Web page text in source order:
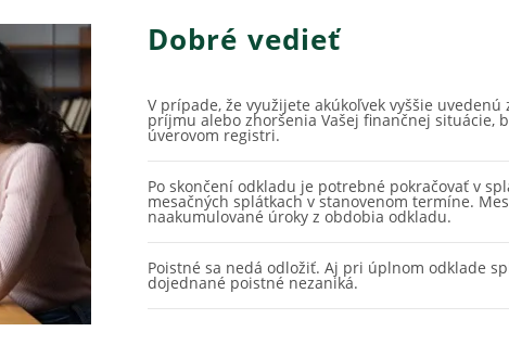
Dobré vedieť
V prípade, že využijete akúkoľvek vyššie
príjmu alebo zhoršenia Vašej finančnej situácie,
úverovom registri.
Po skončení odkladu je potrebné pokračovať v
mesačných splátkach v stanovenom termíne.
naakumulované úroky z obdobia odkladu.
Poistné sa nedá odložiť. Aj pri úplnom odklade
dojednané poistné nezaniká.